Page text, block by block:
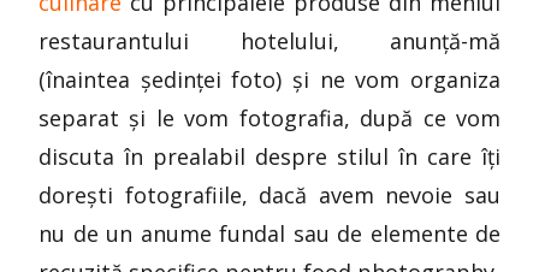
restaurantului hotelului, anunță-mă
(înaintea ședinței foto) și ne vom organiza
separat și le vom fotografia, după ce vom
discuta în prealabil despre stilul în care îți
dorești fotografiile, dacă avem nevoie sau
nu de un anume fundal sau de elemente de